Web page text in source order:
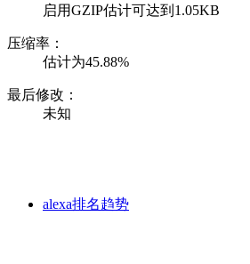
启用GZIP估计可达到1.05KB
压缩率：
估计为45.88%
最后修改：
未知
alexa排名趋势